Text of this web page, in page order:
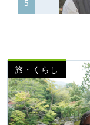
旅・くらし